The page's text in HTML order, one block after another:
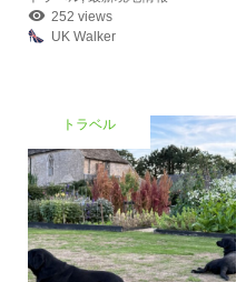
252 views
UK Walker
トラベル